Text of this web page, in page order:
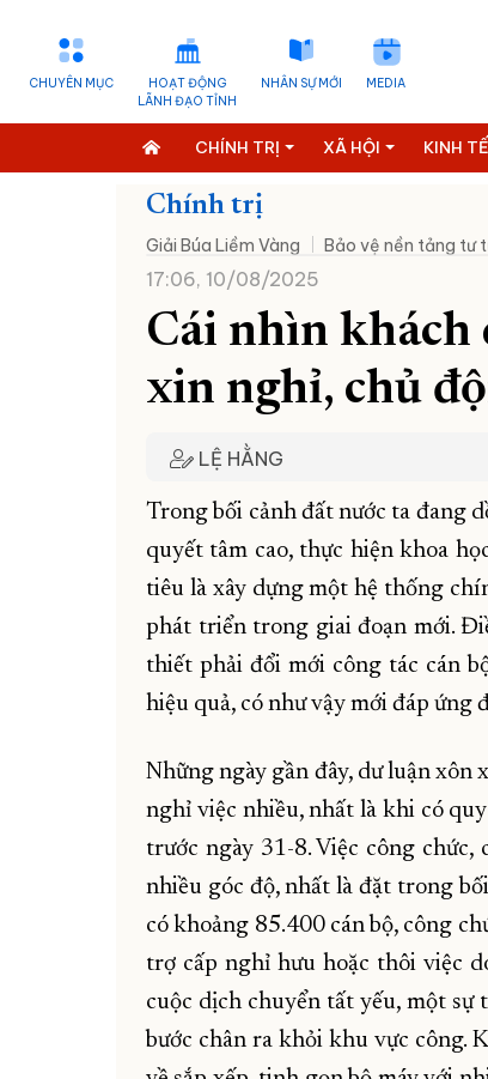
CHUYÊN MỤC
HOẠT ĐỘNG
LÃNH ĐẠO TỈNH
NHÂN SỰ MỚI MEDIA
CHÍNH TRỊ XÃ HỘI KINH TẾ
Chính trị
Giải Búa Liềm Vàng Bảo vệ nền tảng tư
17:06, 10/08/2025
Cái nhìn khách
xin nghỉ, chủ
LỆ HẰNG
Trong bối cảnh đất nước ta đang
quyết tâm cao, thực hiện khoa
tiêu là xây dựng một hệ thống
phát triển trong giai đoạn mới.
thiết phải đổi mới công tác cán
hiệu quả, có như vậy mới đáp ứng
Những ngày gần đây, dư luận xôn
nghỉ việc nhiều, nhất là khi có
trước ngày 31-8. Việc công chức,
nhiều góc độ, nhất là đặt trong
có khoảng 85.400 cán bộ, công
trợ cấp nghỉ hưu hoặc thôi việc
cuộc dịch chuyển tất yếu, một
bước chân ra khỏi khu vực công.